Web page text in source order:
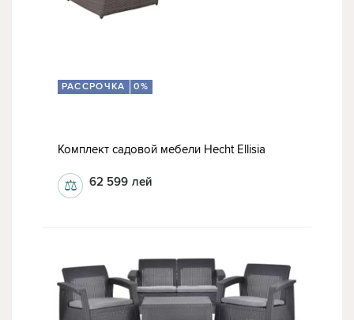
РАССРОЧКА 0%
Комплект садовой мебели Hecht Ellisia
62 599 лей
⚖